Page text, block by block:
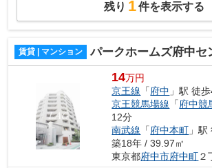
残り 1件を表示する
賃貸 | マンション パークホームズ府中セントラ
14万円
京王線 「府中 」駅 徒
京王競馬場線 「府中競
12分
南武線 「府中本町 」
築18年 / 39.97㎡
東京都府中市府中町２